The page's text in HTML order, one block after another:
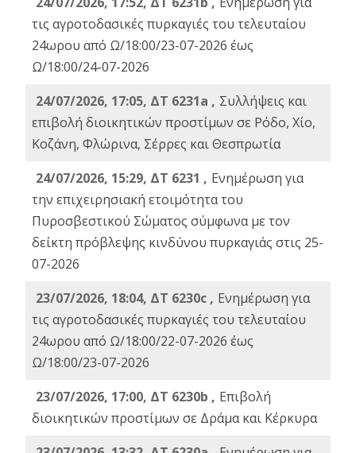
τις αγροτοδασικές πυρκαγιές του τελευταίου
24ωρου από Ω/18:00/23-07-2026 έως
Ω/18:00/24-07-2026
24/07/2026, 17:05, ΔΤ 6231a , Συλλήψεις και
επιβολή διοικητικών προστίμων σε Ρόδο, Χίο,
Κοζάνη, Φλώρινα, Σέρρες και Θεσπρωτία
24/07/2026, 15:29, ΔΤ 6231 , Ενημέρωση για
την επιχειρησιακή ετοιμότητα του
Πυροσβεστικού Σώματος σύμφωνα με τον
δείκτη πρόβλεψης κινδύνου πυρκαγιάς στις 25-
07-2026
23/07/2026, 18:04, ΔΤ 6230c , Ενημέρωση για
τις αγροτοδασικές πυρκαγιές του τελευταίου
24ωρου από Ω/18:00/22-07-2026 έως
Ω/18:00/23-07-2026
23/07/2026, 17:00, ΔΤ 6230b , Επιβολή
διοικητικών προστίμων σε Δράμα και Κέρκυρα